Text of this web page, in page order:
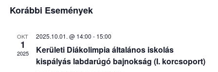
Korábbi Események
OKT
1
2025
2025.10.01. @ 14:00 - 15:00
Kerületi Diákolimpia általános iskolás
kispályás labdarúgó bajnokság (I. korcsoport)